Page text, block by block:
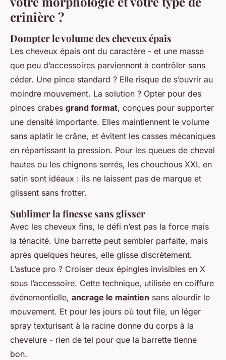
crinière ?
Dompter le volume des cheveux épais
Les cheveux épais ont du caractère - et une masse
que peu d’accessoires parviennent à contrôler sans
céder. Une pince standard ? Elle risque de s’ouvrir au
moindre mouvement. La solution ? Opter pour des
pinces crabes grand format, conçues pour supporter
une densité importante. Elles maintiennent le volume
sans aplatir le crâne, et évitent les casses mécaniques
en répartissant la pression. Pour les queues de cheval
hautes ou les chignons serrés, les chouchous XXL en
satin sont idéaux : ils ne laissent pas de marque et
glissent sans frotter.
Sublimer la finesse sans glisser
Avec les cheveux fins, le défi n’est pas la force mais
la ténacité. Une barrette peut sembler parfaite, mais
après quelques heures, elle glisse discrètement.
L’astuce pro ? Croiser deux épingles invisibles en X
sous l’accessoire. Cette technique, utilisée en coiffure
événementielle, ancrage le maintien sans alourdir le
mouvement. Et pour les jours où tout file, un léger
spray texturisant à la racine donne du corps à la
chevelure - rien de tel pour que la barrette tienne
bon.